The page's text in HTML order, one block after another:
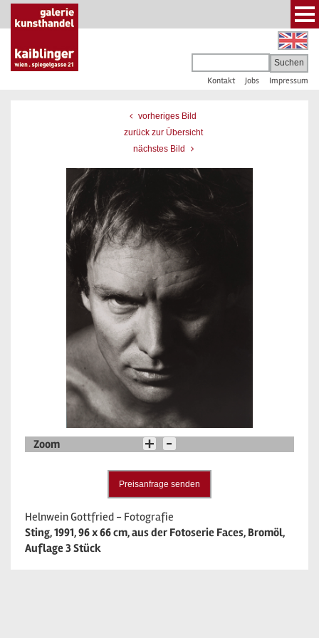
Kontakt Jobs Impressum
vorheriges Bild
zurück zur Übersicht
nächstes Bild
Zoom
Preisanfrage senden
Helnwein Gottfried - Fotografie
Sting, 1991, 96 x 66 cm, aus der Fotoserie Faces, Bromöl,
Auflage 3 Stück